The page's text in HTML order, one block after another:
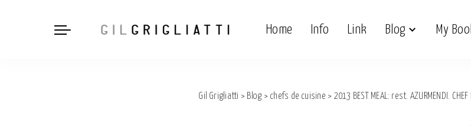
Home Info Link Blog My
Gil Grigliatti > Blog > chefs de cuisine > 2013 BEST MEAL: rest. AZURMENDI. CHEF